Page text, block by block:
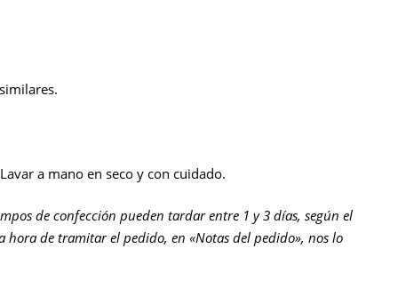
a mano en seco y con cuidado.
de confección pueden tardar entre 1 y 3 días, según el
hora de tramitar el pedido, en «Notas del pedido», nos lo